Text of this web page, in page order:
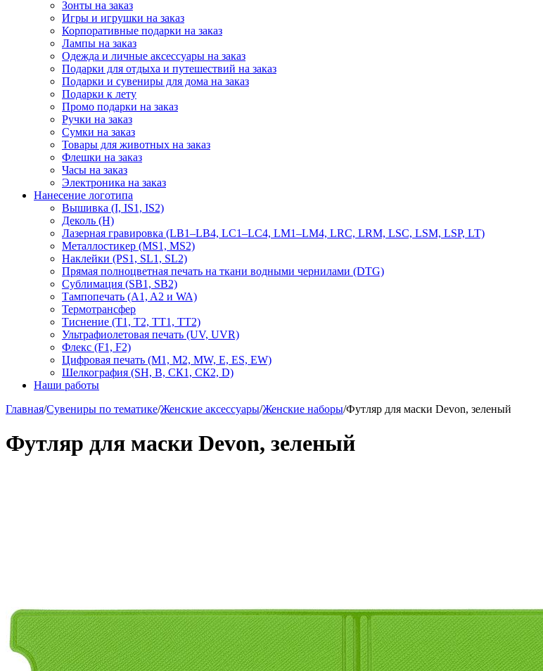
Зонты на заказ
Игры и игрушки на заказ
Корпоративные подарки на заказ
Лампы на заказ
Одежда и личные аксессуары на заказ
Подарки для отдыха и путешествий на заказ
Подарки и сувениры для дома на заказ
Подарки к лету
Промо подарки на заказ
Ручки на заказ
Сумки на заказ
Товары для животных на заказ
Флешки на заказ
Часы на заказ
Электроника на заказ
Нанесение логотипа
Вышивка (I, IS1, IS2)
Деколь (H)
Лазерная гравировка (LB1–LB4, LC1–LC4, LM1–LM4, LRC, LRM, LSC, LSM, LSP, LT)
Металлостикер (MS1, MS2)
Наклейки (PS1, SL1, SL2)
Прямая полноцветная печать на ткани водными чернилами (DTG)
Сублимация (SB1, SB2)
Тампопечать (A1, A2 и WA)
Термотрансфер
Тиснение (Т1, Т2, ТT1, ТT2)
Ультрафиолетовая печать (UV, UVR)
Флекс (F1, F2)
Цифровая печать (M1, M2, MW, E, ES, EW)
Шелкография (SH, В, СК1, СК2, D)
Наши работы
Главная/Сувениры по тематике/Женские аксессуары/Женские наборы/Футляр для маски Devon, зеленый
Футляр для маски Devon, зеленый